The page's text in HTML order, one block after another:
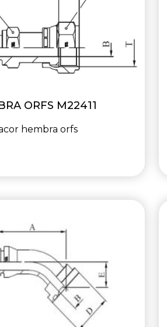
ORFS M22411
hembra orfs